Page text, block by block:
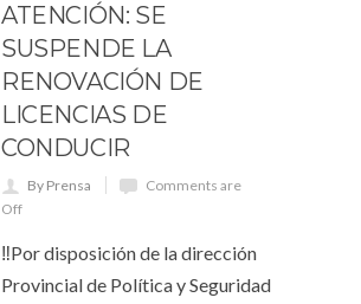
ATENCIÓN: SE
SUSPENDE LA
RENOVACIÓN DE
LICENCIAS DE
CONDUCIR
By Prensa
Comments are
Off
‼Por disposición de la dirección
Provincial de Política y Seguridad